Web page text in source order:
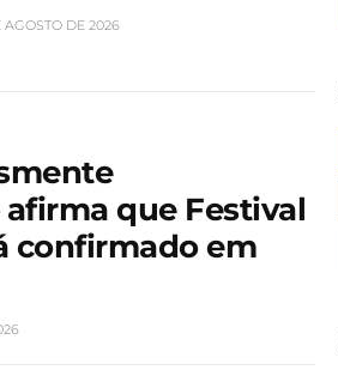
AGOSTO DE 2026
que Festival
confirmado em